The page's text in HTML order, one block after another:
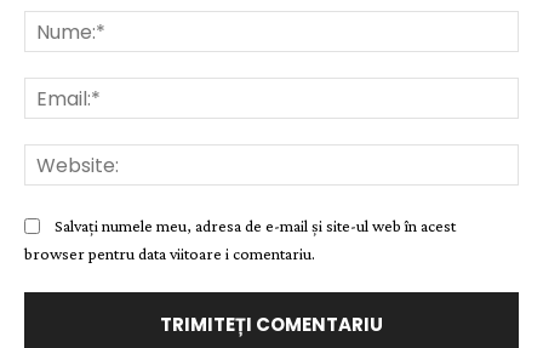
Salvați numele meu, adresa de e-mail și site-ul web în acest
browser pentru data viitoare i comentariu.